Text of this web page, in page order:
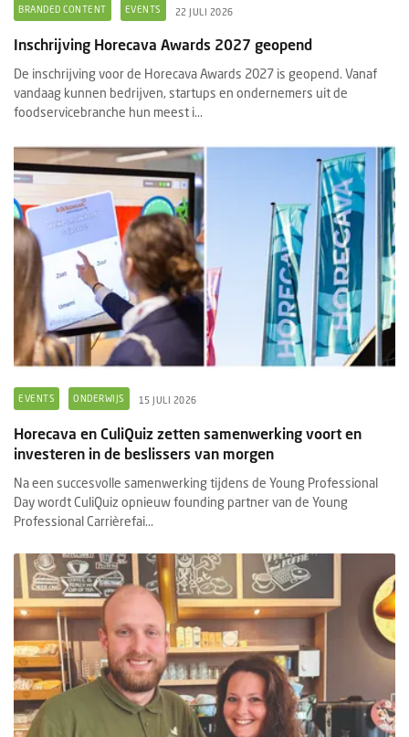
BRANDED CONTENT EVENTS 22 JULI 2026
Inschrijving Horecava Awards 2027 geopend
De inschrijving voor de Horecava Awards 2027 is geopend. Vanaf
vandaag kunnen bedrijven, startups en ondernemers uit de
foodservicebranche hun meest i...
EVENTS ONDERWIJS 15 JULI 2026
Horecava en CuliQuiz zetten samenwerking voort en
investeren in de beslissers van morgen
Na een succesvolle samenwerking tijdens de Young Professional
Day wordt CuliQuiz opnieuw founding partner van de Young
Professional Carrièrefai...